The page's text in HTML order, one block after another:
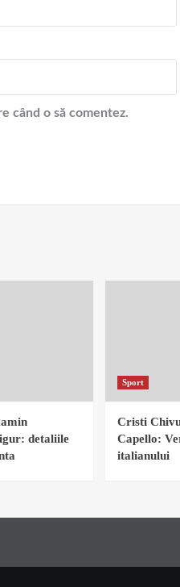
când o să comentez.
detaliile
Sport
Cristi
Capello:
italianului